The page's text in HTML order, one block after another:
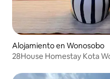
Alojamiento en Wonosobo
28House Homestay Kota